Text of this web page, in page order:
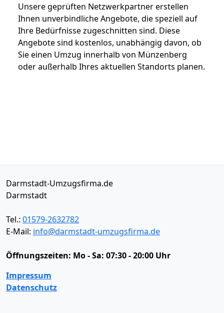
Unsere geprüften Netzwerkpartner erstellen
Ihnen unverbindliche Angebote, die speziell auf
Ihre Bedürfnisse zugeschnitten sind. Diese
Angebote sind kostenlos, unabhängig davon, ob
Sie einen Umzug innerhalb von Münzenberg
oder außerhalb Ihres aktuellen Standorts planen.
Darmstadt-Umzugsfirma.de
Darmstadt
Tel.: 01579-2632782
E-Mail: info@darmstadt-umzugsfirma.de
Öffnungszeiten: Mo - Sa: 07:30 - 20:00 Uhr
Impressum
Datenschutz